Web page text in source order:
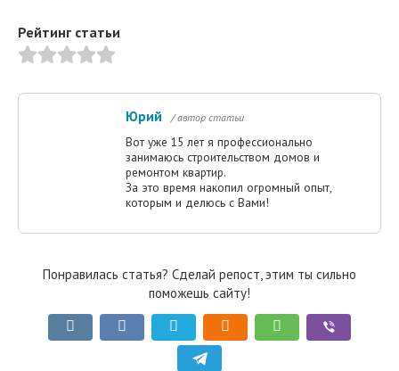
Рейтинг статьи
Юрий / автор статьи
Вот уже 15 лет я профессионально
занимаюсь строительством домов и
ремонтом квартир.
За это время накопил огромный опыт,
которым и делюсь с Вами!
Понравилась статья? Сделай репост, этим ты сильно
поможешь сайту!